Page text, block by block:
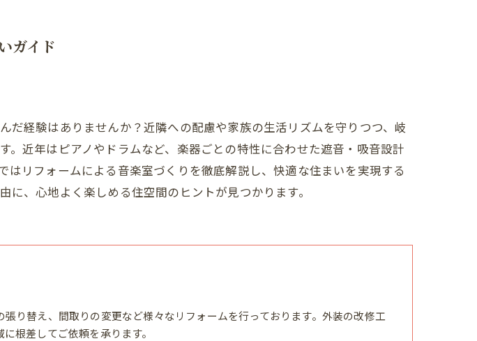
ガイド
経験はありませんか？近隣への配慮や家族の生活リズムを守りつつ、岐
近年はピアノやドラムなど、楽器ごとの特性に合わせた遮音・吸音設計
リフォームによる音楽室づくりを徹底解説し、快適な住まいを実現する
、心地よく楽しめる住空間のヒントが見つかります。
り替え、間取りの変更など様々なリフォームを行っております。外装の改修工
根差してご依頼を承ります。